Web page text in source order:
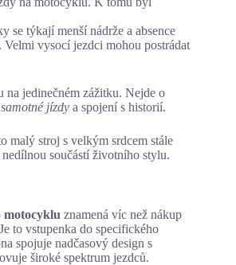
se týkají menší nádrže a absence
Velmi vysocí jezdci mohou postrádat
na jedinečném zážitku. Nejde o
jízdy a spojení s historií.
malý stroj s velkým srdcem stále
součástí životního stylu.
motocyklu znamená víc než nákup
to vstupenka do specifického
spojuje nadčasový design s
široké spektrum jezdců.